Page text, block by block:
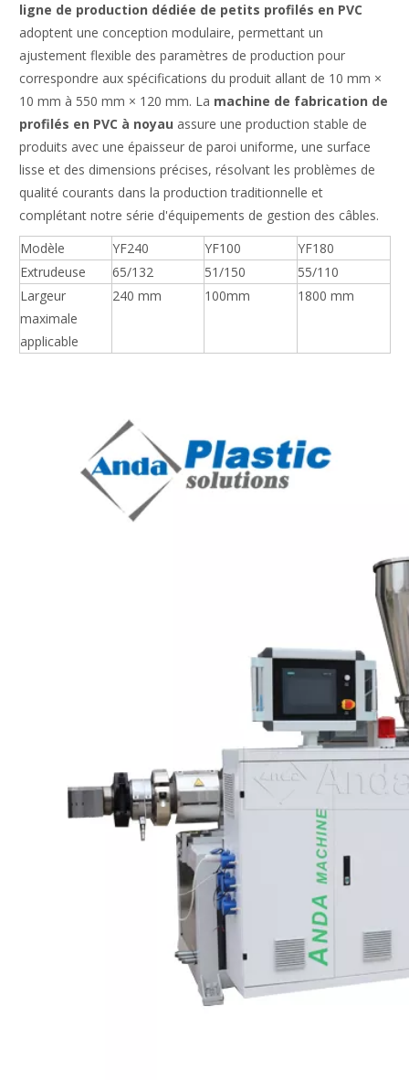
ligne de production dédiée de petits profilés en PVC
adoptent une conception modulaire, permettant un
ajustement flexible des paramètres de production pour
correspondre aux spécifications du produit allant de 10 mm ×
10 mm à 550 mm × 120 mm. La machine de fabrication de
profilés en PVC à noyau assure une production stable de
produits avec une épaisseur de paroi uniforme, une surface
lisse et des dimensions précises, résolvant les problèmes de
qualité courants dans la production traditionnelle et
complétant notre série d'équipements de gestion des câbles.
Modèle
YF240 YF100
YF180
Extrudeuse
65/132 51/150
55/110
Largeur
maximale
applicable
240 mm 100mm 1800 mm